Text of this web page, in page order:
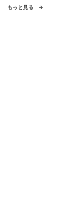
もっと見る